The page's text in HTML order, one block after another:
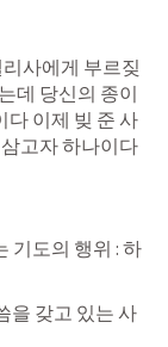
사에게 부르짖
데 당신의 종이
다 이제 빚 준 사
고자 하나이다
기도의 행위 : 하
을 갖고 있는 사